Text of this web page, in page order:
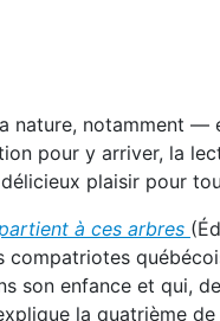
nature, notamment —
pour y arriver, la
plaisir pour
à ces arbres
compatriotes
son enfance et qui,
la quatrième